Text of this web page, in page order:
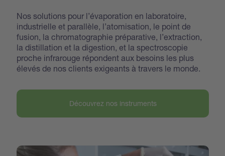
Nos solutions pour l’évaporation en laboratoire,
industrielle et parallèle, l’atomisation, le point de
fusion, la chromatographie préparative, l’extraction,
la distillation et la digestion, et la spectroscopie
proche infrarouge répondent aux besoins les plus
élevés de nos clients exigeants à travers le monde.
Découvrez nos instruments